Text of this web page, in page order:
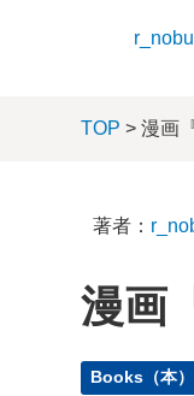
TOP > 漫画
著者：
漫画
Books（本）